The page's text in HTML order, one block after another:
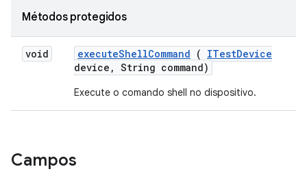
Métodos protegidos
void executeShellCommand ( ITestDevice
device , String command)
Execute o comando shell no dispositivo.
Campos